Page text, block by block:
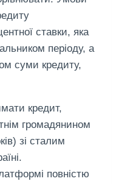
ставки, яка
періоду, а
суми кредиту,
кредит,
громадянином
зі сталим
повністю